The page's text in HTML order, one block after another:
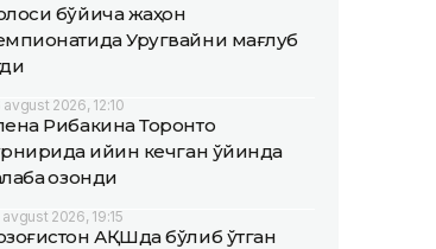
бўйича жаҳон
Уругвайни мағлуб
avgust 2026, 12:10
Рибакина Торонто
қийин кечган ўйинда
қозонди
avgust 2026, 19:15
АҚШда бўлиб ўтган